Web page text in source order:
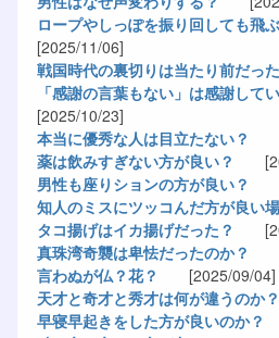
ロープやしっぽを振り回しても飛
[2025/11/06]
戦国時代の裏切りは当たり前だっ
「感謝の言葉もない」は感謝して
[2025/10/23]
本当に優秀な人は目立たない？
薬は飲みすぎない方が良い？
男性も座りションの方が良い？
知人のミスにツッコんだ方が良い
タコ揚げはイカ揚げだった？
真珠湾奇襲は卑怯だったのか？
言わぬが仏？花？
[2025/09/04]
天才と奇才と秀才は何が違うのか？
早寝早起きをした方が良いのか？